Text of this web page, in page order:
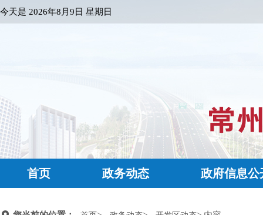
今天是 2026年8月9日 星期日
首页 政务动态 政府信息公